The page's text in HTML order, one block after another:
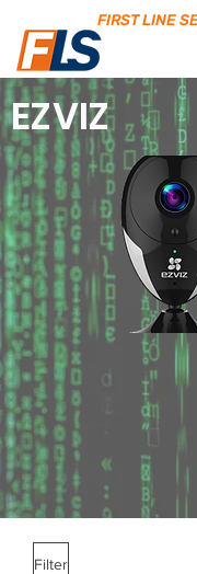
FIRST LINE
EZVIZ
Filter